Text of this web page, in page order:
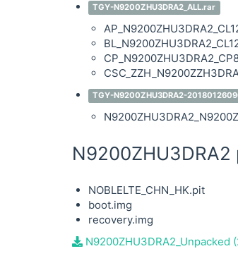
TGY-N9200ZHU3DRA2_ALL.rar
TGY-N9200ZHU3DRA2-
NOBLELTE_CHN_HK.pit
boot.img
recovery.img
N9200ZHU3DRA2_Unpacked